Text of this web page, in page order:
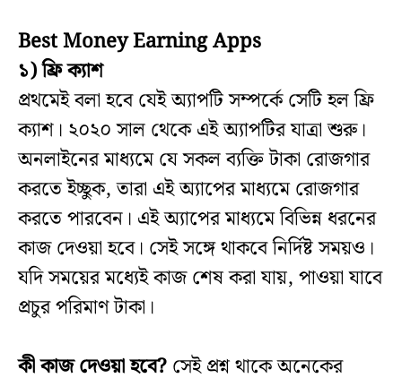
Best Money Earning Apps
১) ফ্রি ক্যাশ
প্রথমেই বলা হবে যেই অ্যাপটি সম্পর্কে সেটি হল ফ্রি
ক্যাশ। ২০২০ সাল থেকে এই অ্যাপটির যাত্রা শুরু।
অনলাইনের মাধ্যমে যে সকল ব্যক্তি টাকা রোজগার
করতে ইচ্ছুক, তারা এই অ্যাপের মাধ্যমে রোজগার
করতে পারবেন। এই অ্যাপের মাধ্যমে বিভিন্ন ধরনের
কাজ দেওয়া হবে। সেই সঙ্গে থাকবে নির্দিষ্ট সময়ও।
যদি সময়ের মধ্যেই কাজ শেষ করা যায়, পাওয়া যাবে
প্রচুর পরিমাণ টাকা।
কী কাজ দেওয়া হবে? সেই প্রশ্ন থাকে অনেকের